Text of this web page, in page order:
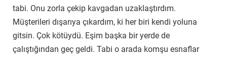
tabi. Onu zorla çekip kavgadan uzaklaştırdım.
Müşterileri dışarıya çıkardım, ki her biri kendi yoluna
gitsin. Çok kötüydü. Eşim başka bir yerde de
çalıştığından geç geldi. Tabi o arada komşu esnaflar